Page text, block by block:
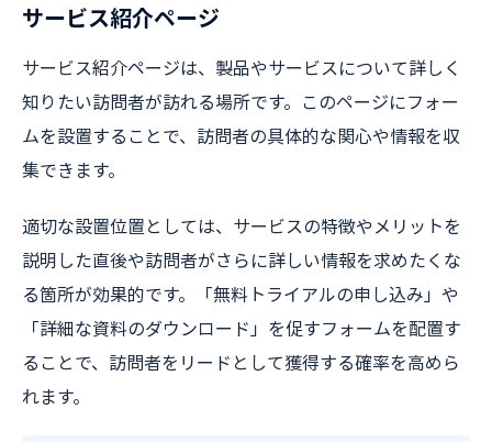
サービス紹介ページ
サービス紹介ページは、製品やサービスについて詳しく
知りたい訪問者が訪れる場所です。このページにフォー
ムを設置することで、訪問者の具体的な関心や情報を収
集できます。
適切な設置位置としては、サービスの特徴やメリットを
説明した直後や訪問者がさらに詳しい情報を求めたくな
る箇所が効果的です。「無料トライアルの申し込み」や
「詳細な資料のダウンロード」を促すフォームを配置す
ることで、訪問者をリードとして獲得する確率を高めら
れます。